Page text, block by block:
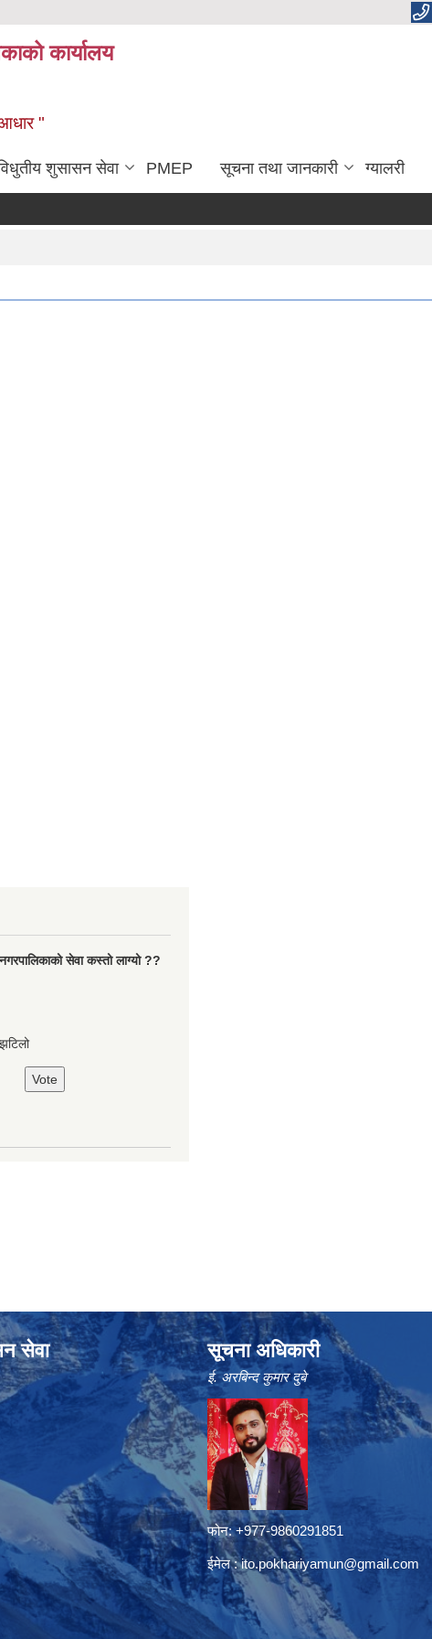
कार्यालय
आधार "
शुसासन सेवा PMEP सूचना तथा जानकारी ग्यालरी
सेवा कस्तो लाग्यो ??
सेवा सूचना अधिकारी
ई. अरबिन्द कुमार दुबे
फोन: +977-9860291851
ईमेल :ito.pokhariyamun@gmail.com